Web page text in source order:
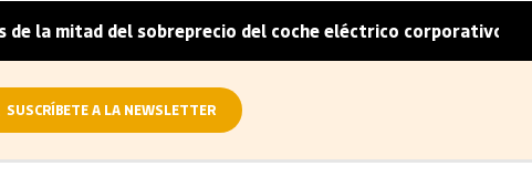
la mitad del sobreprecio del coche eléctrico corporativo |
SUSCRÍBETE A LA NEWSLETTER